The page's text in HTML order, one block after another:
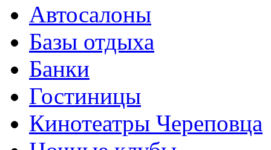
Автосалоны
Базы отдыха
Банки
Гостиницы
Кинотеатры Череповца